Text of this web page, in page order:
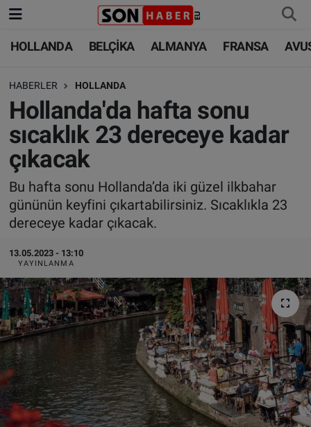
HOLLANDA BELÇİKA ALMANYA FRANSA
HABERLER HOLLANDA
Hollanda'da hafta sonu
sıcaklık 23 dereceye kadar
çıkacak
Bu hafta sonu Hollanda’da iki güzel ilkbahar
gününün keyfini çıkartabilirsiniz. Sıcaklıkla 23
dereceye kadar çıkacak.
13.05.2023 - 13:10
YAYINLANMA
HOLLANDA
BELÇİKA
ALMANYA
FRANSA
AVUSTURYA
SAĞLIK - YAŞAM
BİLİM-TEKNOLOJİ
HOLLANDA
BELÇİKA
ALMANYA
TÜRKİYE
DÜNYA
BİLİM-TEKNOLOJİ
SAĞLIK
FOTO GALERİ
VIDEO GALERİ
ALGEMENE VOORWAARDEN
CONTACT
Nöbetçi Eczaneler
Hava Durumu
Trafik Durumu
Süper Lig Puan Durumu ve Fikstür
Tüm Manşetler
Son Dakika Haberleri
Haber Arşivi